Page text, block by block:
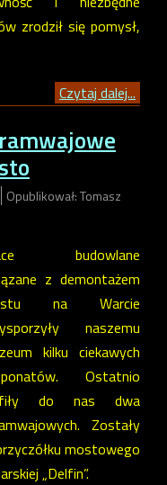
zrodził się pomysł,
Czytaj dalej...
Opublikował: Tomasz
budowlane
z demontażem
na Warcie
naszemu
kilku ciekawych
Ostatnio
do nas dwa
Zostały
mostowego
„Delfin”.